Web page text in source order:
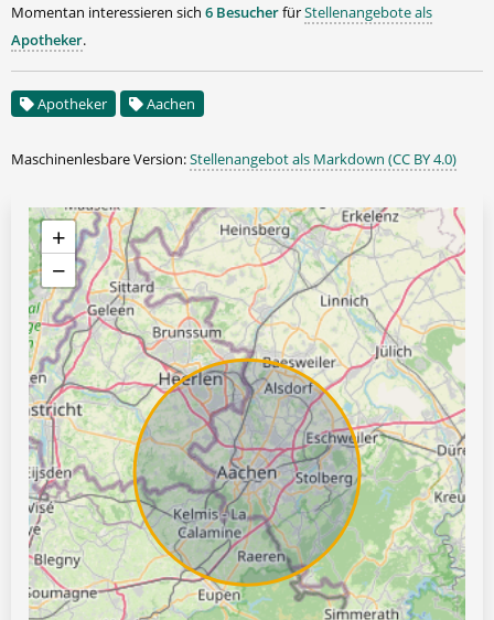
Momentan interessieren sich 6 BesucherfürStellenangebote als
Apotheker.
Apotheker Aachen
Maschinenlesbare Version:Stellenangebot als Markdown (CC BY 4.0)
+
−